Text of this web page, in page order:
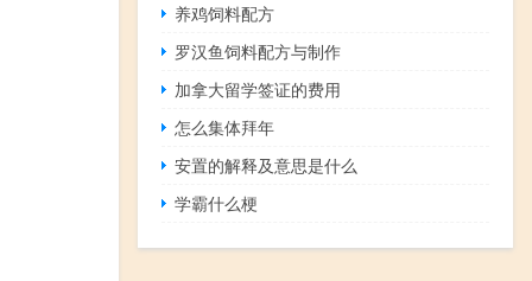
养鸡饲料配方
罗汉鱼饲料配方与制作
加拿大留学签证的费用
怎么集体拜年
安置的解释及意思是什么
学霸什么梗